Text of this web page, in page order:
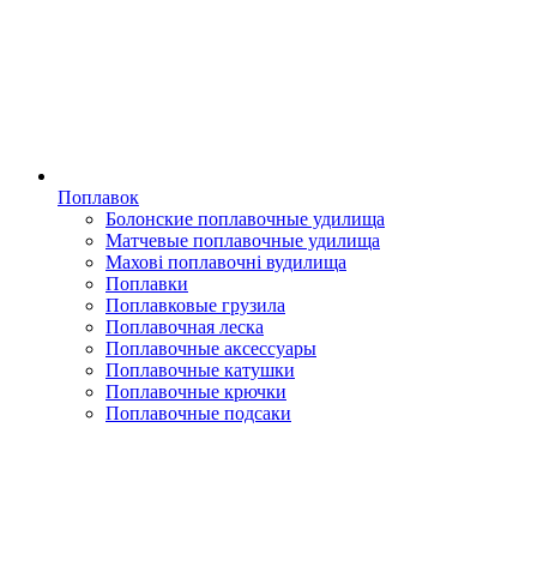
Поплавок
Болонские поплавочные удилища
Матчевые поплавочные удилища
Махові поплавочні вудилища
Поплавки
Поплавковые грузила
Поплавочная леска
Поплавочные аксессуары
Поплавочные катушки
Поплавочные крючки
Поплавочные подсаки